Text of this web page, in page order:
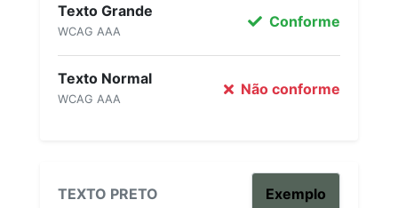
Texto Grande
WCAG AAA
Conforme
Texto Normal
WCAG AAA
Não conforme
TEXTO PRETO Exemplo